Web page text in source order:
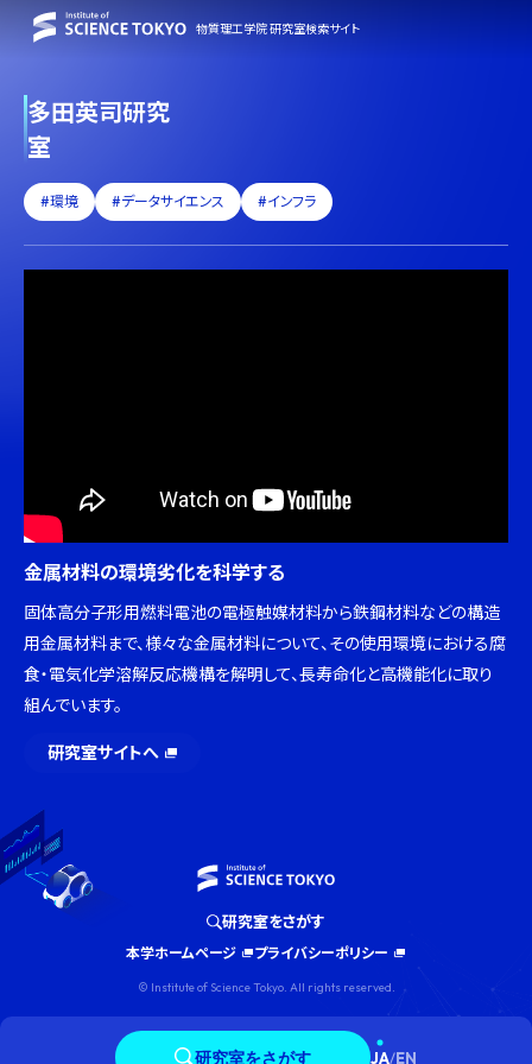
物質理工学院 研究室検索サイト
研究室をさがす JA/EN
多田英司研究
室
#環境 #データサイエンス #インフラ
金属材料の環境劣化を科学する
固体高分子形用燃料電池の電極触媒材料から鉄鋼材料などの構造
用金属材料まで、様々な金属材料について、その使用環境における腐
食・電気化学溶解反応機構を解明して、長寿命化と高機能化に取り
組んでいます。
研究室サイトへ
研究室をさがす
本学ホームページ プライバシーポリシー
© Institute of Science Tokyo. All rights reserved.